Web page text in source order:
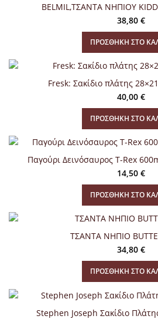
BELMIL,ΤΣΑΝΤΑ ΝΗΠΙΟΥ
38,80 €
ΠΡΟΣΘΉΚΗ ΣΤΟ
Fresk: Σακίδιο πλάτης
40,00 €
ΠΡΟΣΘΉΚΗ ΣΤΟ
Παγούρι Δεινόσαυρος T-Rex
14,50 €
ΠΡΟΣΘΉΚΗ ΣΤΟ
ΤΣΑΝΤΑ ΝΗΠΙΟ
34,80 €
ΠΡΟΣΘΉΚΗ ΣΤΟ
Stephen Joseph Σακίδιο